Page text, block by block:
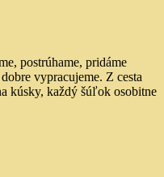
postrúhame, pridáme
vypracujeme. Z cesta
kúsky, každý šúľok osobitne